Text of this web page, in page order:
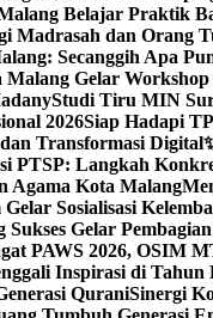
Belajar Praktik
Madrasah dan Orang
Secanggih Apa
Malang Gelar
Studi Tiru MIN
2026Siap Hadapi
Transformasi Digital
PTSP: Langkah
Agama Kota Malang
Sosialisasi
Gelar
PAWS 2026, OSIM
Inspirasi di Tahun
QuraniSinergi